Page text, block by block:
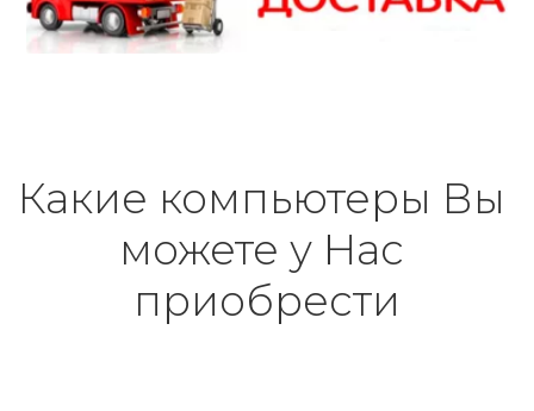
Какие компьютеры Вы
можете у Нас
приобрести